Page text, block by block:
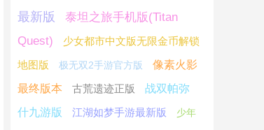
最新版
泰坦之旅手机版(Titan
Quest)
少女都市中文版无限金币解锁
地图版
极无双2手游官方版
像素火影
最终版本
古荒遗迹正版
战双帕弥
什九游版
江湖如梦手游最新版 少年